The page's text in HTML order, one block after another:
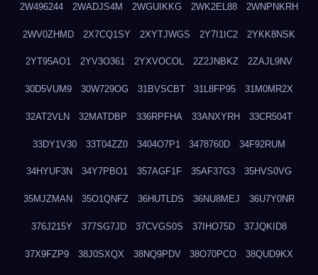
2W496244 2WADJS4M 2WGUIKKG 2WK2EL88 2WNPNKRH
2WV0ZHMD 2X7CQ1SY 2XYTJWGS 2Y7I1IC2 2YKK8NSK
2YT95AO1 2YV3O361 2YXVOCOL 2Z2JNBKZ 2ZAJL9NV
30D5VUM9 30W729OG 31BVSCBT 31L8FP95 31M0MR2X
32AT2VLN 32MATDBP 336RPFHA 33ANXYRH 33CR504T
33DY1V30 33T04ZZ0 3404O7P1 3478760D 34F92RUM
34HYUF3N 34Y7PBO1 357AGF1F 35AF37G3 35HVS0VG
35MJZMAN 35O1QNFZ 36HUTLDS 36NU8MEJ 36U7Y0NR
376J215Y 377SG7JD 37CVGS0S 37IHO75D 37JQKID8
37X9FZP9 38J0SXQX 38NQ9PDV 38O70PCO 38QUD9KX